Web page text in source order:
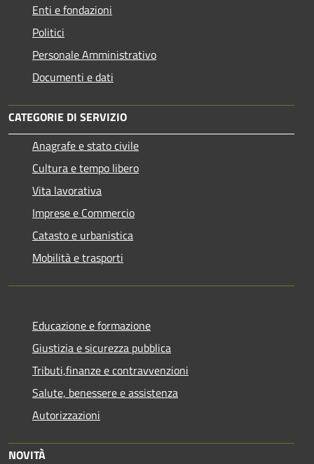
Enti e fondazioni
Politici
Personale Amministrativo
Documenti e dati
CATEGORIE DI SERVIZIO
Anagrafe e stato civile
Cultura e tempo libero
Vita lavorativa
Imprese e Commercio
Catasto e urbanistica
Mobilità e trasporti
Educazione e formazione
Giustizia e sicurezza pubblica
Tributi,finanze e contravvenzioni
Salute, benessere e assistenza
Autorizzazioni
NOVITÀ